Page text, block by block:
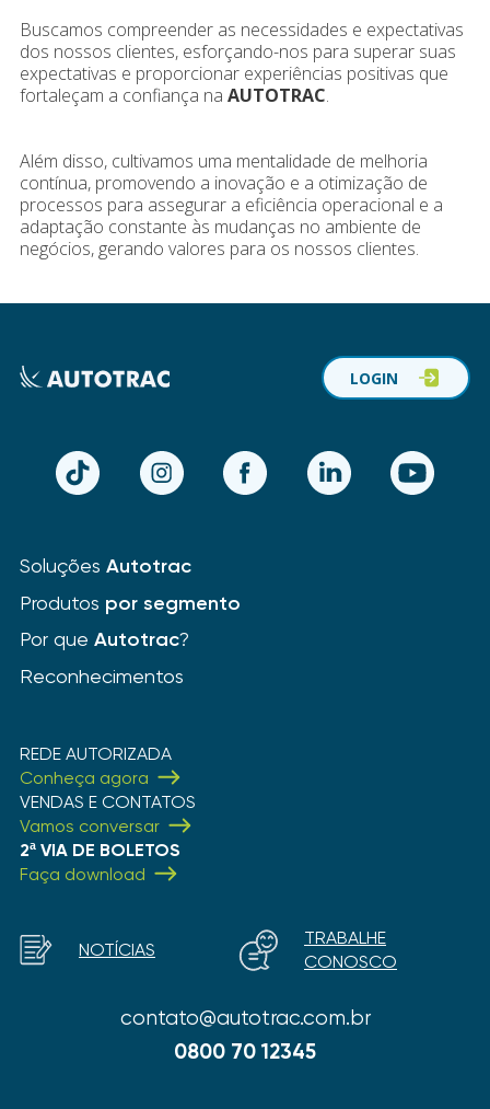
Buscamos compreender as necessidades e expectativas
dos nossos clientes, esforçando-nos para superar suas
expectativas e proporcionar experiências positivas que
fortaleçam a confiança na AUTOTRAC.
Além disso, cultivamos uma mentalidade de melhoria
contínua, promovendo a inovação e a otimização de
processos para assegurar a eficiência operacional e a
adaptação constante às mudanças no ambiente de
negócios, gerando valores para os nossos clientes.
TikTok Instagram Facebook LinkedIn YouTube
LOGIN
Soluções Autotrac
Produtos por segmento
Por que Autotrac?
Reconhecimentos
REDE AUTORIZADA
Conheça agora
VENDAS E CONTATOS
Vamos conversar
2ª VIA DE BOLETOS
Faça download
contato@autotrac.com.br
0800 70 12345
NOTÍCIAS
TRABALHE
CONOSCO